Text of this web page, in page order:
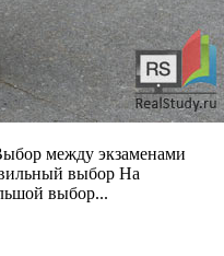
между экзаменами
выбор На
выбор...